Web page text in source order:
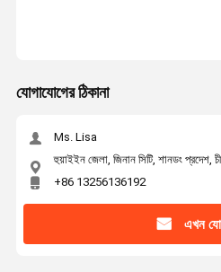
যোগাযোগের ঠিকানা
Ms. Lisa
হুয়াইইন জেলা, জিনান সিটি, শানডং প্রদেশ,
+86 13256136192
এখন